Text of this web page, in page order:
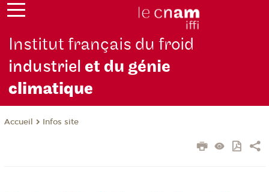
Institut français du froid
industrielet du génie
climatique
Accueil Infos site